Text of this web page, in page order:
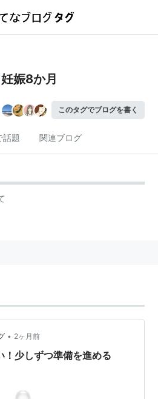
妊娠8か月
このタグでブログを書く
話題 関連ブログ
• 2ヶ月前
！少しずつ準備を進める